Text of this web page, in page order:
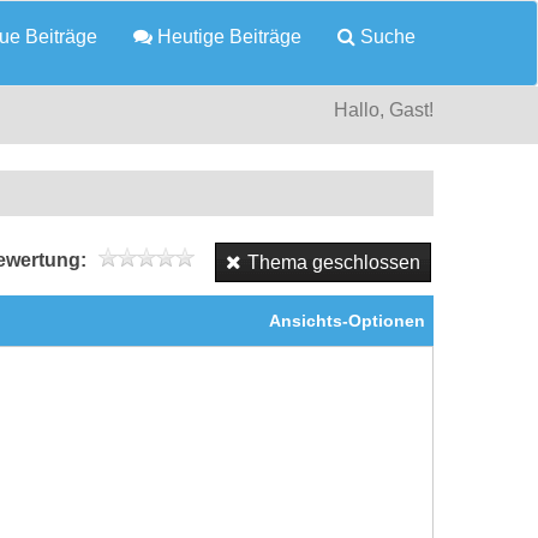
Beiträge Heutige Beiträge Suche
Hallo, Gast!
Thema geschlossen
Ansichts-Optionen